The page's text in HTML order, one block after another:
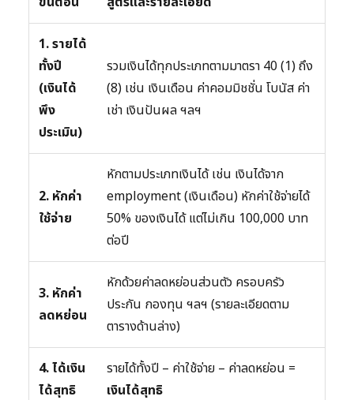
1. รายได้
ทั้งปี
(เงินได้
พึง
ประเมิน)
รวมเงินได้ทุกประเภทตามมาตรา 40 (1) ถึง
(8) เช่น เงินเดือน ค่าคอมมิชชั่น โบนัส ค่า
เช่า เงินปันผล ฯลฯ
2. หักค่า
ใช้จ่าย
หักตามประเภทเงินได้ เช่น เงินได้จาก
employment (เงินเดือน) หักค่าใช้จ่ายได้
50% ของเงินได้ แต่ไม่เกิน 100,000 บาท
ต่อปี
3. หักค่า
ลดหย่อน
หักด้วยค่าลดหย่อนส่วนตัว ครอบครัว
ประกัน กองทุน ฯลฯ (รายละเอียดตาม
ตารางด้านล่าง)
4. ได้เงิน
ได้สุทธิ
รายได้ทั้งปี – ค่าใช้จ่าย – ค่าลดหย่อน =
เงินได้สุทธิ